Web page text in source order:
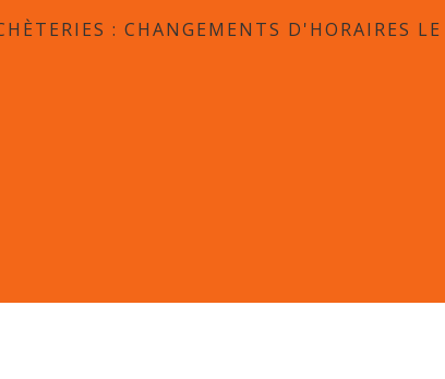
: CHANGEMENTS D'HORAIRES